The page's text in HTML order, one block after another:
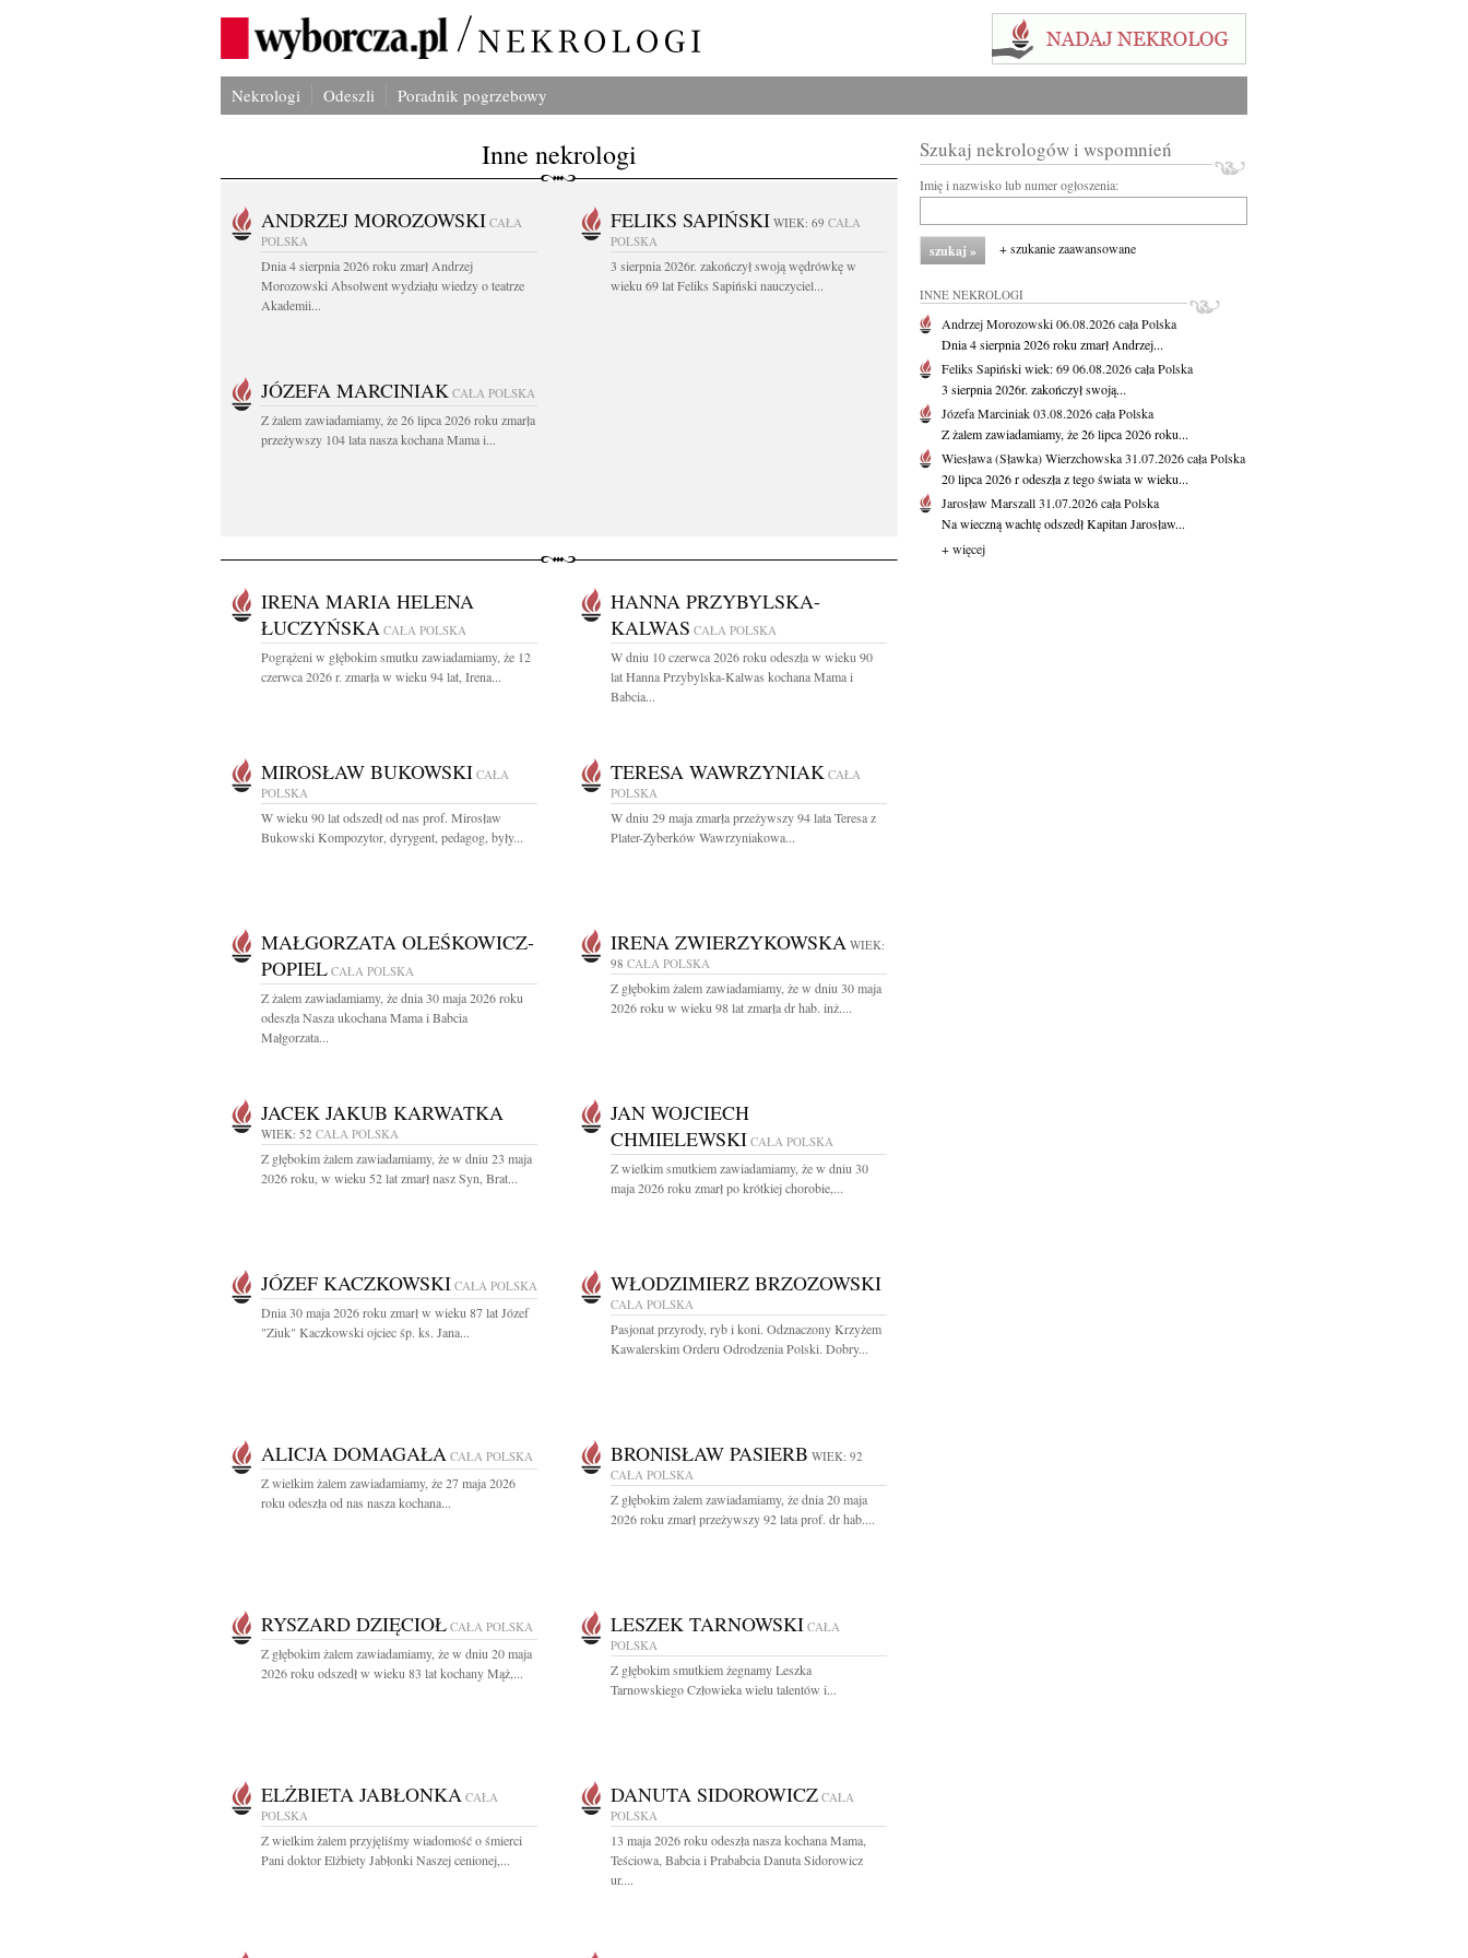
Nekrologi Odeszli Poradnik pogrzebowy
Inne nekrologi
ANDRZEJ MOROZOWSKI CAŁA
POLSKA
Dnia 4 sierpnia 2026 roku zmarł Andrzej
Morozowski Absolwent wydziału wiedzy o teatrze
Akademii...
FELIKS SAPIŃSKI WIEK: 69 CAŁA
POLSKA
3 sierpnia 2026r. zakończył swoją wędrówkę w
wieku 69 lat Feliks Sapiński nauczyciel...
JÓZEFA MARCINIAK CAŁA POLSKA
Z żalem zawiadamiamy, że 26 lipca 2026 roku zmarła
przeżywszy 104 lata nasza kochana Mama i...
IRENA MARIA HELENA
ŁUCZYŃSKA CAŁA POLSKA
Pogrążeni w głębokim smutku zawiadamiamy, że 12
czerwca 2026 r. zmarła w wieku 94 lat, Irena...
HANNA PRZYBYLSKA-
KALWAS CAŁA POLSKA
W dniu 10 czerwca 2026 roku odeszła w wieku 90
lat Hanna Przybylska-Kalwas kochana Mama i
Babcia...
MIROSŁAW BUKOWSKI CAŁA
POLSKA
W wieku 90 lat odszedł od nas prof. Mirosław
Bukowski Kompozytor, dyrygent, pedagog, były...
TERESA WAWRZYNIAK CAŁA
POLSKA
W dniu 29 maja zmarła przeżywszy 94 lata Teresa z
Plater-Zyberków Wawrzyniakowa...
MAŁGORZATA OLEŚKOWICZ-
POPIEL CAŁA POLSKA
Z żalem zawiadamiamy, że dnia 30 maja 2026 roku
odeszła Nasza ukochana Mama i Babcia
Małgorzata...
IRENA ZWIERZYKOWSKA WIEK:
98 CAŁA POLSKA
Z głębokim żalem zawiadamiamy, że w dniu 30 maja
2026 roku w wieku 98 lat zmarła dr hab. inż....
JACEK JAKUB KARWATKA
WIEK: 52 CAŁA POLSKA
Z głębokim żalem zawiadamiamy, że w dniu 23 maja
2026 roku, w wieku 52 lat zmarł nasz Syn, Brat...
JAN WOJCIECH
CHMIELEWSKI CAŁA POLSKA
Z wielkim smutkiem zawiadamiamy, że w dniu 30
maja 2026 roku zmarł po krótkiej chorobie,...
JÓZEF KACZKOWSKI CAŁA POLSKA
Dnia 30 maja 2026 roku zmarł w wieku 87 lat Józef
"Ziuk" Kaczkowski ojciec śp. ks. Jana...
WŁODZIMIERZ BRZOZOWSKI
CAŁA POLSKA
Pasjonat przyrody, ryb i koni. Odznaczony Krzyżem
Kawalerskim Orderu Odrodzenia Polski. Dobry...
ALICJA DOMAGAŁA CAŁA POLSKA
Z wielkim żalem zawiadamiamy, że 27 maja 2026
roku odeszła od nas nasza kochana...
BRONISŁAW PASIERB WIEK: 92
CAŁA POLSKA
Z głębokim żalem zawiadamiamy, że dnia 20 maja
2026 roku zmarł przeżywszy 92 lata prof. dr hab....
RYSZARD DZIĘCIOŁ CAŁA POLSKA
Z głębokim żalem zawiadamiamy, że w dniu 20 maja
2026 roku odszedł w wieku 83 lat kochany Mąż,...
LESZEK TARNOWSKI CAŁA
POLSKA
Z głębokim smutkiem żegnamy Leszka
Tarnowskiego Człowieka wielu talentów i...
ELŻBIETA JABŁONKA CAŁA
POLSKA
Z wielkim żalem przyjęliśmy wiadomość o śmierci
Pani doktor Elżbiety Jabłonki Naszej cenionej,...
DANUTA SIDOROWICZ CAŁA
POLSKA
13 maja 2026 roku odeszła nasza kochana Mama,
Teściowa, Babcia i Prababcia Danuta Sidorowicz
ur....
Szukaj nekrologów i wspomnień
Imię i nazwisko lub numer ogłoszenia:
+ szukanie zaawansowane
INNE NEKROLOGI
Andrzej Morozowski06.08.2026cała Polska
Dnia 4 sierpnia 2026 roku zmarł Andrzej...
Feliks Sapińskiwiek: 6906.08.2026cała Polska
3 sierpnia 2026r. zakończył swoją...
Józefa Marciniak03.08.2026cała Polska
Z żalem zawiadamiamy, że 26 lipca 2026 roku...
Wiesława (Sławka) Wierzchowska31.07.2026cała Polska
20 lipca 2026 r odeszła z tego świata w wieku...
Jarosław Marszall31.07.2026cała Polska
Na wieczną wachtę odszedł Kapitan Jarosław...
+ więcej